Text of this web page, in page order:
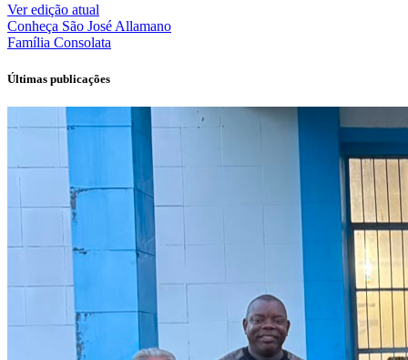
Ver edição atual
Conheça São José Allamano
Família Consolata
Últimas publicações